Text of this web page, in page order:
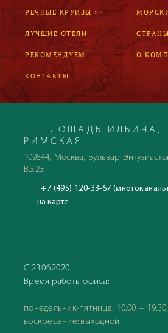
РЕЧНЫЕ КРУИЗЫ >>
ЛУЧШИЕ ОТЕЛИ
РЕКОМЕНДУЕМ О
КОНТАКТЫ
ПЛОЩАДЬ ИЛЬИЧА,
РИМСКАЯ
109544, Москва, Бульвар
В.3.23
+7 (495) 120-33-67
на карте
С 23.06.2020
Время работы офиса:
понедельник-пятница: 10:00 –
воскресение: выходной